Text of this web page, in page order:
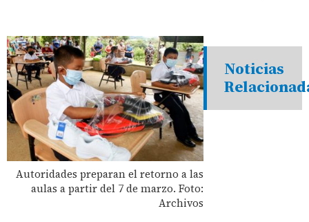
Autoridades preparan el retorno a las
aulas a partir del 7 de marzo. Foto:
Archivos
Noticias